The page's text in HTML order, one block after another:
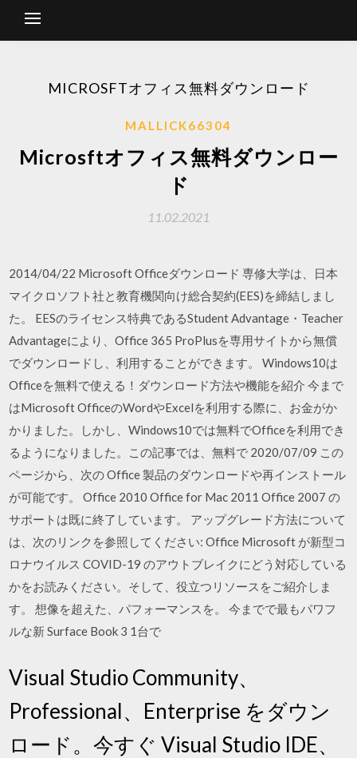
MICROSFTオフィス無料ダウンロード
MALLICK66304
Microsftオフィス無料ダウンロー
ド
11.02.2021
2014/04/22 Microsoft Officeダウンロード 専修大学は、日本
マイクロソフト社と教育機関向け総合契約(EES)を締結しまし
た。 EESのライセンス特典であるStudent Advantage・Teacher
Advantageにより、Office 365 ProPlusを専用サイトから無償
でダウンロードし、利用することができます。 Windows10は
Officeを無料で使える！ダウンロード方法や機能を紹介 今まで
はMicrosoft OfficeのWordやExcelを利用する際に、お金がか
かりました。しかし、Windows10では無料でOfficeを利用でき
るようになりました。この記事では、無料で 2020/07/09 この
ページから、次の Office 製品のダウンロードや再インストール
が可能です。 Office 2010 Office for Mac 2011 Office 2007 の
サポートは既に終了しています。 アップグレード方法について
は、次のリンクを参照してください: Office Microsoft が新型コ
ロナウイルス COVID-19 のアウトブレイクにどう対応している
かをお読みください。そして、役立つリソースをご紹介しま
す。 想像を超えた、パフォーマンスを。 今までで最もパワフ
ルな新 Surface Book 3 1台で
Visual Studio Community、
Professional、Enterprise をダウン
ロード。今すぐ Visual Studio IDE、